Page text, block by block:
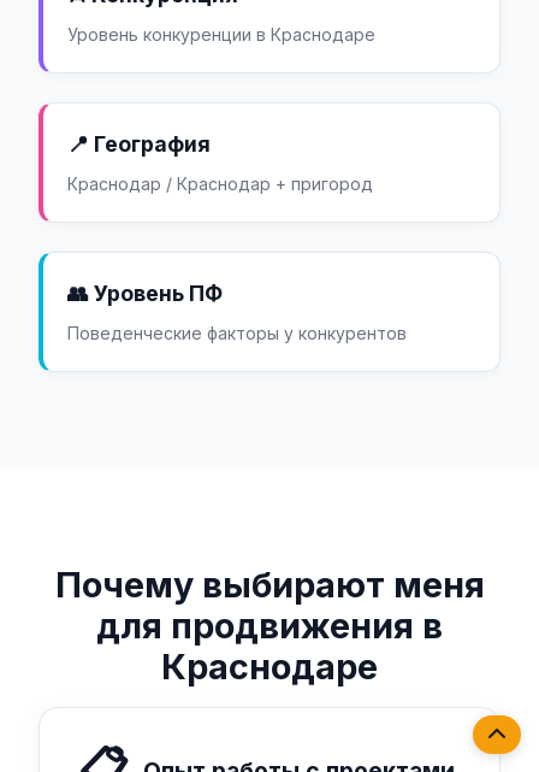
Уровень конкуренции в Краснодаре
📍 География
Краснодар / Краснодар + пригород
👥 Уровень ПФ
Поведенческие факторы у конкурентов
Почему выбирают меня
для продвижения в
Краснодаре